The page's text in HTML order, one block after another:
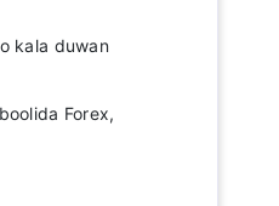
kala duwan
Forex,